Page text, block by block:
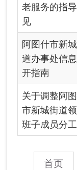
首页
共有 7 条